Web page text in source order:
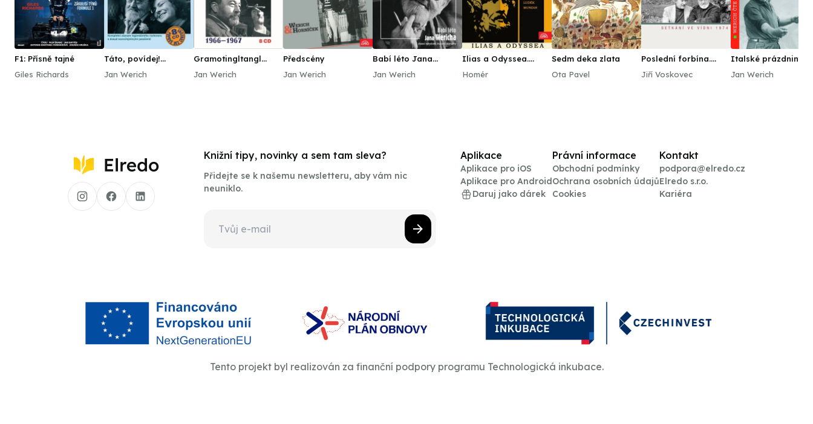
F1: Přísně tajné
Giles Richards
Táto, povídej!
Jan Werich
Gramotingltangl
pořadu Jiřího
Jan Werich
Předscény
Jan Werich
Babí léto Jana
Jan Werich
Ilias a Odyssea.
básnických eposů
Homér
Sedm deka zlata
Ota Pavel
Poslední forbína.
Jiří Voskovec
Italské prázdniny
Jan Werich
Knižní tipy, novinky a sem tam sleva?
Přidejte se k našemu newsletteru, aby vám nic
neuniklo.
Aplikace
Aplikace pro iOS
Aplikace pro Android
Daruj jako dárek
Právní informace
Obchodní podmínky
Ochrana osobních údajů
Cookies
Kontakt
podpora@elredo.cz
Elredo s.r.o.
Kariéra
Tento projekt byl realizován za finanční podpory programu Technologická inkubace.